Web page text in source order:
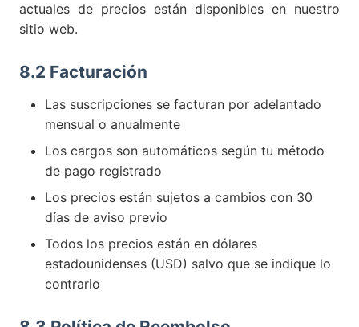
actuales de precios están disponibles en nuestro
sitio web.
8.2 Facturación
Las suscripciones se facturan por adelantado
mensual o anualmente
Los cargos son automáticos según tu método
de pago registrado
Los precios están sujetos a cambios con 30
días de aviso previo
Todos los precios están en dólares
estadounidenses (USD) salvo que se indique lo
contrario